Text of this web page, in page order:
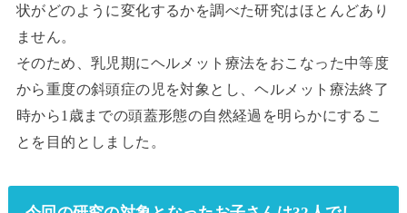
状がどのように変化するかを調べた研究はほとんどあり
ません。
そのため、乳児期にヘルメット療法をおこなった中等度
から重度の斜頭症の児を対象とし、ヘルメット療法終了
時から1歳までの頭蓋形態の自然経過を明らかにするこ
とを目的としました。